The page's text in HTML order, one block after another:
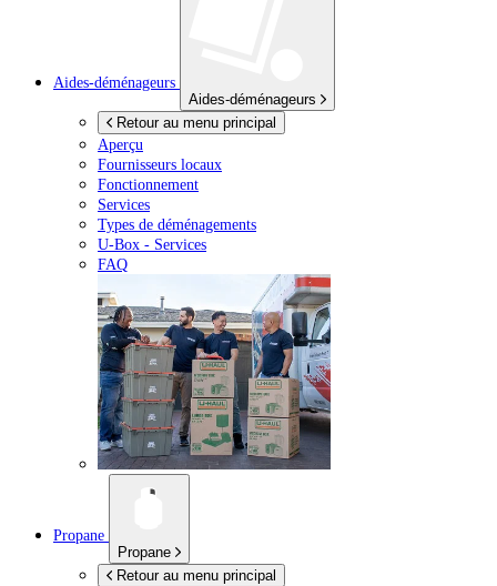
Aides-déménageurs
Aides-déménageurs
Retour au menu principal
Aperçu
Fournisseurs locaux
Fonctionnement
Services
Types de déménagements
U-Box - Services
FAQ
Propane
Propane
Retour au menu principal